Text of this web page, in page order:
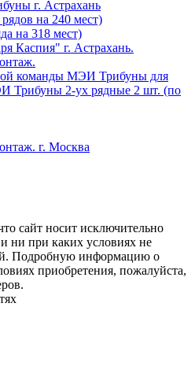
г. Астрахань
на 240 мест)
на 318 мест)
Каспия" г. Астрахань.
Трибуны для
Трибуны 2-ух рядные 2 шт. (по
г. Москва
сайт носит исключительно
ни при каких условиях не
Подробную информацию о
приобретения, пожалуйста,